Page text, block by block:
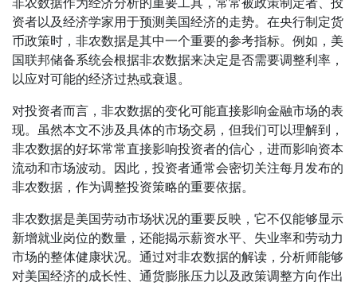
资者以及经济学家用于预测美国经济的走势。在央行制定货
币政策时，非农数据是其中一个重要的参考指标。例如，美
国联邦储备系统会根据非农数据来决定是否需要调整利率，
以应对可能的经济过热或衰退。
对投资者而言，非农数据的变化可能直接影响金融市场的表
现。虽然本文不涉及具体的市场交易，但我们可以理解到，
非农数据的好坏常常直接影响投资者的信心，进而影响资本
流动和市场波动。因此，投资者通常会密切关注每月发布的
非农数据，作为调整投资策略的重要依据。
非农数据是美国劳动市场状况的重要反映，它不仅能够显示
新增就业岗位的数量，还能揭示薪资水平、失业率和劳动力
市场的整体健康状况。通过对非农数据的解读，分析师能够
对美国经济的成长性、通货膨胀压力以及政策调整方向作出